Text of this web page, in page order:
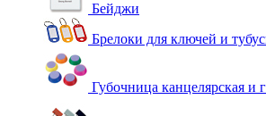
Бейджи
Брелоки для ключей и
Губочница канцелярская и